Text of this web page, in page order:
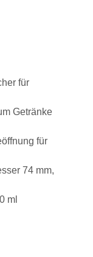
für
Getränke
für
74 mm,
ml